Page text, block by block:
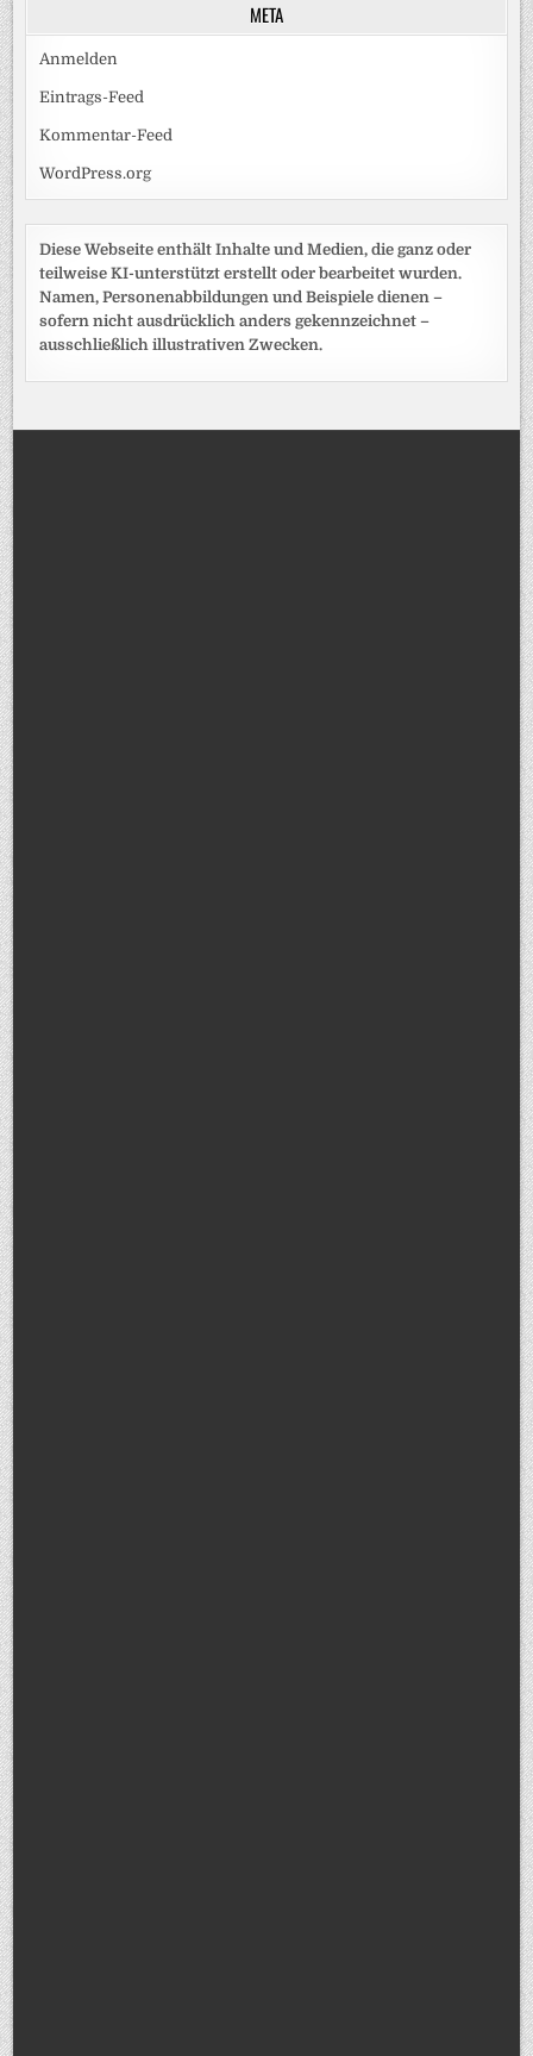
META
Anmelden
Eintrags-Feed
Kommentar-Feed
WordPress.org
Diese Webseite enthält Inhalte und Medien, die ganz oder
teilweise KI-unterstützt erstellt oder bearbeitet wurden.
Namen, Personenabbildungen und Beispiele dienen –
sofern nicht ausdrücklich anders gekennzeichnet –
ausschließlich illustrativen Zwecken.